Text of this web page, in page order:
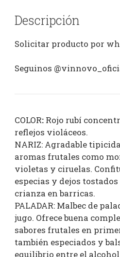
Descripción
Solicitar producto por
Seguinos
COLOR: Rojo rubí
reflejos violáceos.
NARIZ: Agradable
aromas frutales como
violetas y ciruelas.
especias y dejos
crianza en barricas.
PALADAR: Malbec de
jugo. Ofrece buena
sabores frutales en
también especiados y
equilibrio entre el